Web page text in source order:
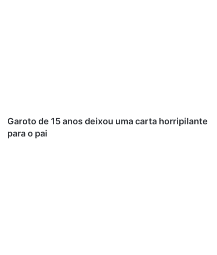
Garoto de 15 anos deixou uma carta horripilante
para o pai